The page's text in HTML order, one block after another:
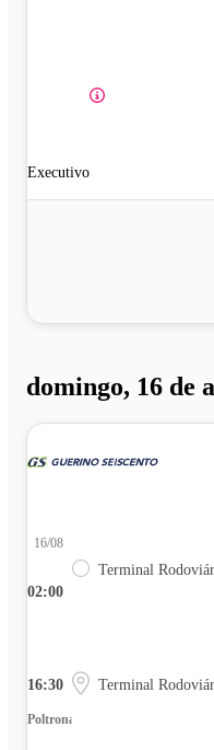
Executivo
domingo, 16 de
02:00
16/08
Terminal
16:30 Terminal
Poltrona